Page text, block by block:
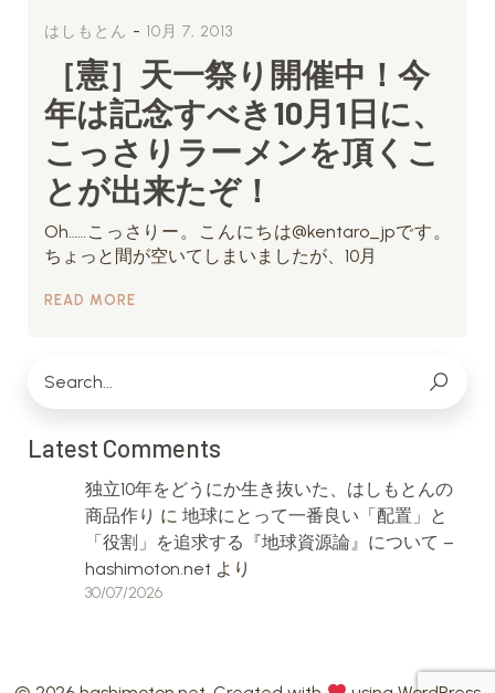
はしもとん - 10月 7, 2013
［憲］天一祭り開催中！今
年は記念すべき10月1日に、
こっさりラーメンを頂くこ
とが出来たぞ！
Oh……こっさりー。こんにちは@kentaro_jpです。
ちょっと間が空いてしまいましたが、10月
READ MORE
Latest Comments
独立10年をどうにか生き抜いた、はしもとんの
商品作り に 地球にとって一番良い「配置」と
「役割」を追求する『地球資源論』について –
hashimoton.net より
30/07/2026